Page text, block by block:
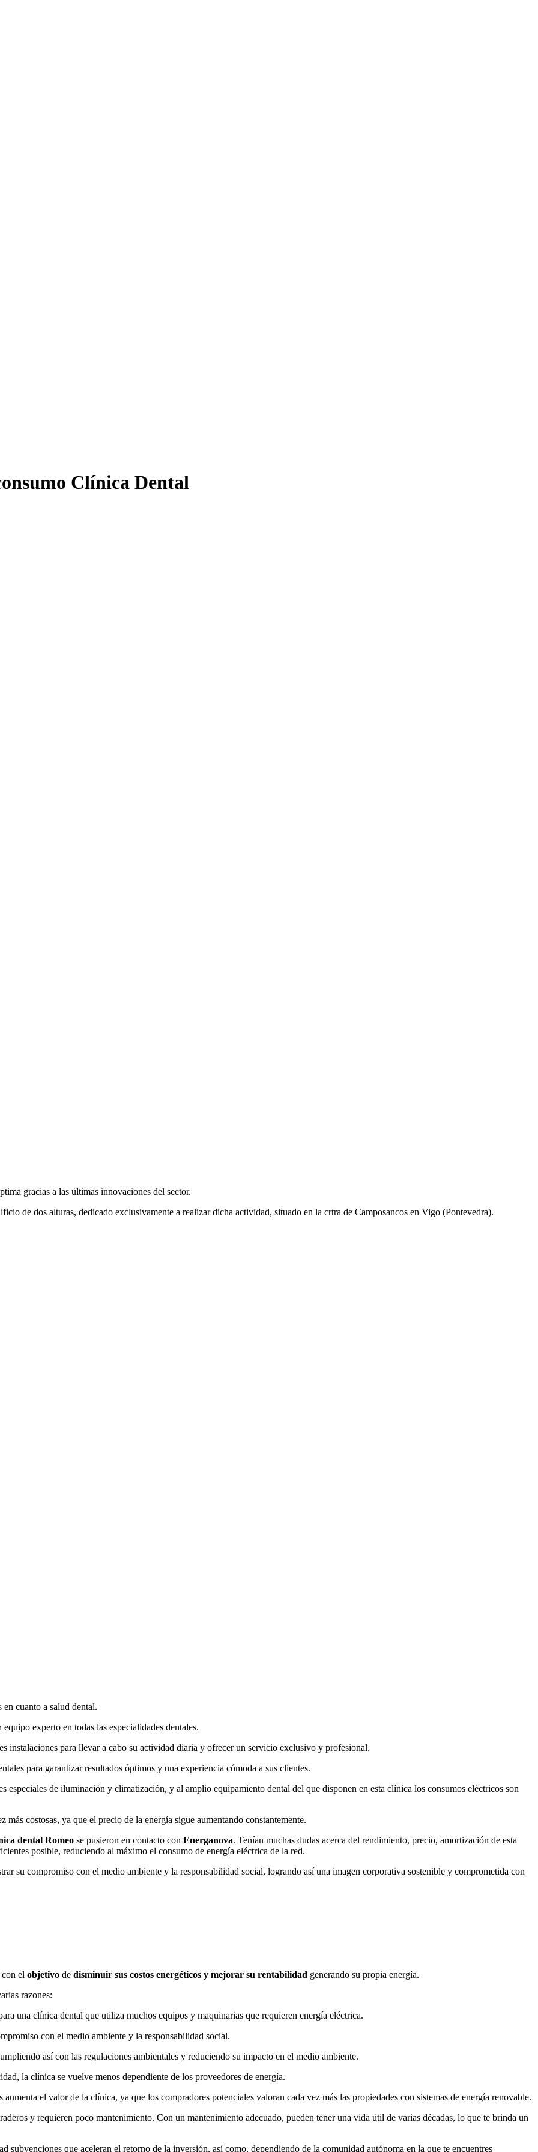
Clínica Dental
gracias a las últimas innovaciones del sector.
de dos alturas, dedicado exclusivamente a realizar dicha actividad, situado en la crtra de Camposancos en Vigo (Pontevedra).
en cuanto a salud dental.
experto en todas las especialidades dentales.
instalaciones para llevar a cabo su actividad diaria y ofrecer un servicio exclusivo y profesional.
para garantizar resultados óptimos y una experiencia cómoda a sus clientes.
especiales de iluminación y climatización, y al amplio equipamiento dental del que disponen en esta clínica los consumos eléctricos son
costosas, ya que el precio de la energía sigue aumentando constantemente.
dental Romeo se pusieron en contacto con Energanova. Tenían muchas dudas acerca del rendimiento, precio, amortización de esta
posible, reduciendo al máximo el consumo de energía eléctrica de la red.
su compromiso con el medio ambiente y la responsabilidad social, logrando así una imagen corporativa sostenible y comprometida con
con el objetivo de disminuir sus costos energéticos y mejorar su rentabilidad generando su propia energía.
razones:
una clínica dental que utiliza muchos equipos y maquinarias que requieren energía eléctrica.
con el medio ambiente y la responsabilidad social.
así con las regulaciones ambientales y reduciendo su impacto en el medio ambiente.
la clínica se vuelve menos dependiente de los proveedores de energía.
el valor de la clínica, ya que los compradores potenciales valoran cada vez más las propiedades con sistemas de energía renovable.
y requieren poco mantenimiento. Con un mantenimiento adecuado, pueden tener una vida útil de varias décadas, lo que te brinda un
subvenciones que aceleran el retorno de la inversión, así como, dependiendo de la comunidad autónoma en la que te encuentres